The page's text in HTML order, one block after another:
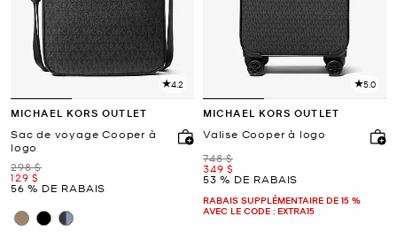
4.2
MICHAEL KORS OUTLET
Sac de voyage Cooper à
logo
était
298 $
maintenant
129 $
56 % DE RABAIS
5.0
MICHAEL KORS OUTLET
Valise Cooper à logo
était
748 $
maintenant
349 $
53 % DE RABAIS
RABAIS SUPPLÉMENTAIRE DE 15 %
AVEC LE CODE : EXTRA15